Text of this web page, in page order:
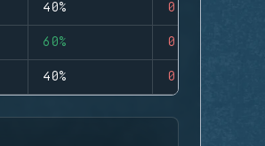
40% 0
60% 0
40% 0